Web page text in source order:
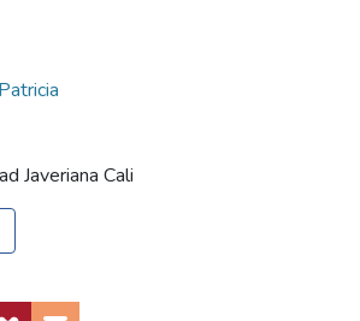
Javeriana Cali